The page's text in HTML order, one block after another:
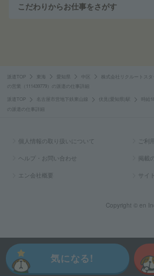
気になる!
こだわりからお仕事をさがす
派遣TOP 東海 愛知県 中区 株式会社リクルートスタ
の営業（111439779）の派遣の仕事詳細
派遣TOP 名古屋市営地下鉄東山線 伏見(愛知県)駅
時給
の派遣の仕事詳細
個人情報の取り扱いについて ご利
ヘルプ・お問い合わせ 掲載
エン会社概要 サイ
Copyright © en